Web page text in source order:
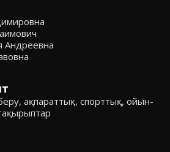
Андреевна
беру, ақпараттық, спорттық, ойын-